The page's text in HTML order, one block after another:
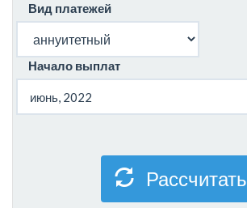
Вид платежей
Начало выплат
Рассчитать